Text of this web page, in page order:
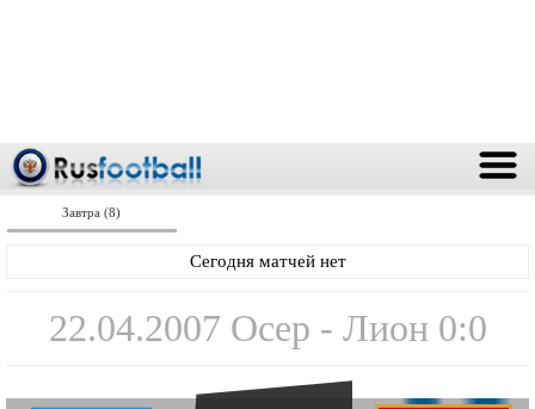
Завтра (8)
Сегодня матчей нет
22.04.2007 Осер - Лион 0:0